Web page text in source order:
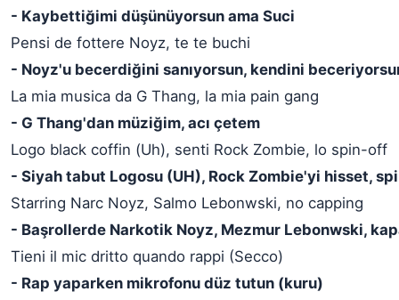
- Kaybettiğimi düşünüyorsun ama Suci
Pensi de fottere Noyz, te te buchi
- Noyz'u becerdiğini sanıyorsun, kendini
La mia musica da G Thang, la mia pain gang
- G Thang'dan müziğim, acı çetem
Logo black coffin (Uh), senti Rock Zombie, lo spin-off
- Siyah tabut Logosu (UH), Rock Zombie'yi hisset,
Starring Narc Noyz, Salmo Lebonwski, no capping
- Başrollerde Narkotik Noyz, Mezmur Lebonwski,
Tieni il mic dritto quando rappi (Secco)
- Rap yaparken mikrofonu düz tutun (kuru)